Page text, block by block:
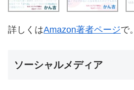
詳しくはAmazon著者ページで。
ソーシャルメディア